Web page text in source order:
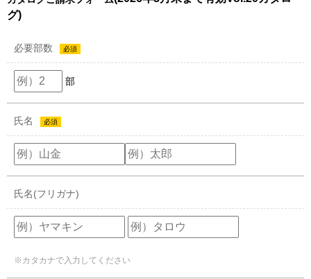
グ)
必要部数 必須
部
氏名 必須
氏名(フリガナ)
※カタカナで入力してください